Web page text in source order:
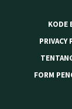
KODE
PRIVACY
FORM